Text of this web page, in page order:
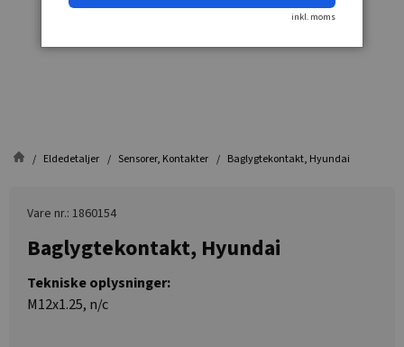
Eldedetaljer Sensorer, Kontakter Baglygtekontakt, Hyundai
Vare nr.: 1860154
Baglygtekontakt, Hyundai
Tekniske oplysninger:
M12x1.25, n/c
inkl. moms